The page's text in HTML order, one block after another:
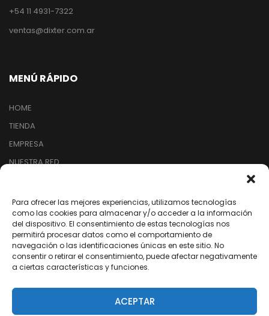
Para ofrecer las mejores experiencias, utilizamos tecnologías
como las cookies para almacenar y/o acceder a la información
del dispositivo. El consentimiento de estas tecnologías nos
permitirá procesar datos como el comportamiento de
navegación o las identificaciones únicas en este sitio. No
consentir o retirar el consentimiento, puede afectar negativamente
a ciertas características y funciones.
ACEPTAR
+54 11 4931-7322
ventas@dixter.com.ar
MENÚ RÁPIDO
HOME
TIENDA
EMPRESA
NUESTRA RED
SEGUINOS EN REDES
/dixter.arg